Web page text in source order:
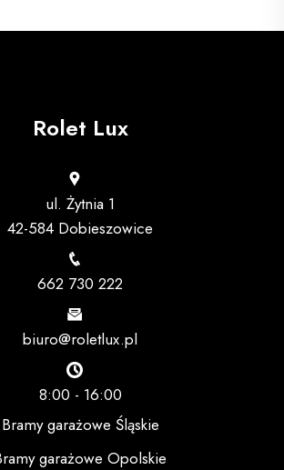
Rolet Lux
ul. Żytnia 1
42-584 Dobieszowice
662 730 222
biuro@roletlux.pl
8:00 - 16:00
Bramy garażowe Śląskie
garażowe Opolskie